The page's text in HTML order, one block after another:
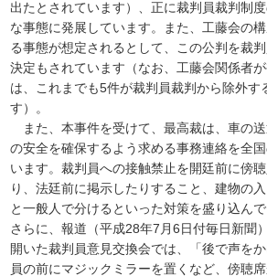
出たとされています）、正に裁判員裁判制
な事態に発展しています。また、工藤会の
る事態が想定されるとして、この公判を裁
決定もされています（なお、工藤会関係者
は、これまでも5件が裁判員裁判から除外す
す）。
また、本事件を受けて、最高裁は、車の
の安全を確保するよう求める事務連絡を全
います。裁判員への接触禁止を開廷前に傍
り、法廷前に掲示したりすること、建物の
と一般人で分けるといった対策を盛り込ん
さらに、報道（平成28年7月6日付毎日新聞
開いた裁判員意見交換会では、「後で声を
員の前にマジックミラーを置くなど、傍聴